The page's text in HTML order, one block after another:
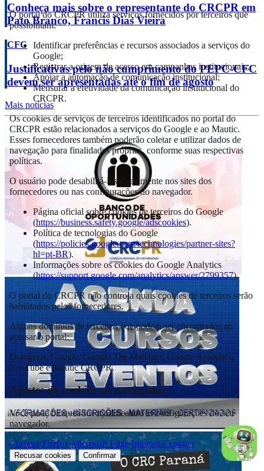
Conheça mais sobre o representante do CRCPR em
Pato Branco, Francis Dias Vieira
CFC
Justificativas pelo não cumprimento do PEPC-CFC
devem ser apresentadas até o fim de agosto
Mais notícias
O portal do CRCPR utiliza serviços fornecidos por terceiros que
possibilitam:
Identificar preferências e recursos associados a serviços do
Google;
Registrar a origem de acesso em campanhas institucionais;
Apoiar a automação de comunicação institucional;
Mensurar a efetividade da comunicação institucional do
CRCPR.
Os cookies de serviços de terceiros identificados no portal do
CRCPR estão relacionados a serviços do Google e ao Mautic.
Esses fornecedores também poderão coletar e utilizar dados de
navegação para finalidades próprias, conforme suas respectivas
políticas.
O usuário pode desabilitá-los diretamente nos sites dos
fornecedores ou nas configurações do navegador.
Página oficial sobre cookies de terceiros do Google
(https://business.safety.google/adscookies).
Política de tecnologias do Google
(https://policies.google.com/technologies/partner-sites?
hl=pt-BR).
Informações sobre os cookies do Google Analytics
(https://support.google.com/analytics/answer/2799357).
O portal do CRCPR não controla quais cookies de terceiros serão
habilitados pelos fornecedores.
Alguns domínios de terceiros que podem ser encontrados ao
acessar o portal:
Domínios: Google, Google Tag Manager, Google Analytics,
YouTube e Mautic CRCPR.
Ajustes de cookies no navegador
Você pode bloqueá-los modificando as configurações do seu
navegador.
Chrome Firefox Microsoft Edge Internet Explorer
Recusar cookies Confirmar